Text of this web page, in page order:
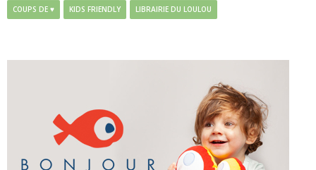
COUPS DE ♥ KIDS FRIENDLY LIBRAIRIE DU LOULOU